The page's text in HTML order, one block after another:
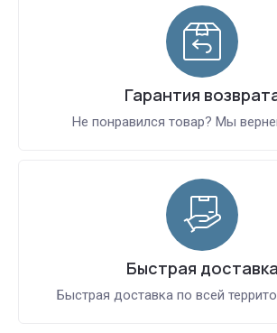
Гарантия
Не понравился товар? Мы
Быстрая доставка
Быстрая доставка по всей